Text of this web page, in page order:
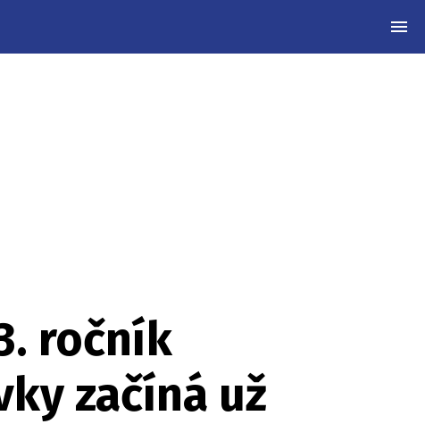
ročník
začíná už